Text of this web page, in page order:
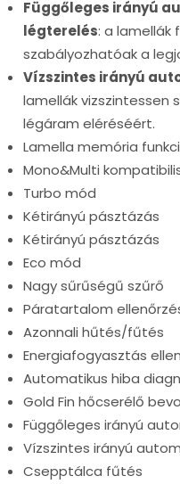
Függőleges irányú
légterelés: a lamellák
szabályozhatóak a
Vízszintes irányú
lamellák vizszintessen
légáram eléréséért.
Lamella memória
Mono&Multi
Turbo mód
Kétirányú pásztázás
Kétirányú pásztázás
Eco mód
Nagy sűrűségű szűrő
Páratartalom
Azonnali hűtés/fűtés
Energiafogyasztás
Automatikus hiba
Gold Fin hőcserélő
Függőleges irányú
Vízszintes irányú
Csepptálca fűtés